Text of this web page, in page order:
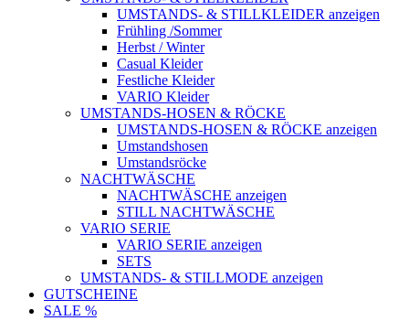
UMSTANDS- & STILLKLEIDER anzeigen
Frühling /Sommer
Herbst / Winter
Casual Kleider
Festliche Kleider
VARIO Kleider
UMSTANDS-HOSEN & RÖCKE
UMSTANDS-HOSEN & RÖCKE anzeigen
Umstandshosen
Umstandsröcke
NACHTWÄSCHE
NACHTWÄSCHE anzeigen
STILL NACHTWÄSCHE
VARIO SERIE
VARIO SERIE anzeigen
SETS
UMSTANDS- & STILLMODE anzeigen
GUTSCHEINE
SALE %